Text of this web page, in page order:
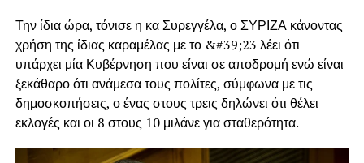
Την ίδια ώρα, τόνισε η κα Συρεγγέλα, ο ΣΥΡΙΖΑ κάνοντας
χρήση της ίδιας καραμέλας με το &#39;23 λέει ότι
υπάρχει μία Κυβέρνηση που είναι σε αποδρομή ενώ είναι
ξεκάθαρο ότι ανάμεσα τους πολίτες, σύμφωνα με τις
δημοσκοπήσεις, ο ένας στους τρεις δηλώνει ότι θέλει
εκλογές και οι 8 στους 10 μιλάνε για σταθερότητα.